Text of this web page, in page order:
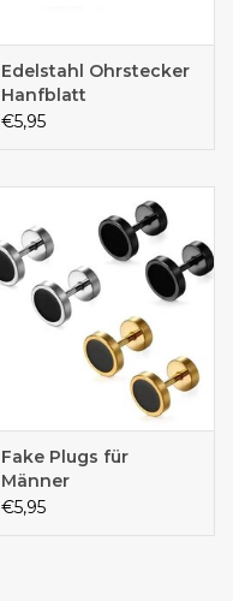
Edelstahl Ohrstecker
Hanfblatt
€5,95
Fake Plugs für
Männer
€5,95